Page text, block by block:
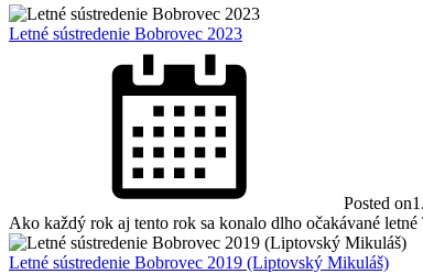
Letné sústredenie Bobrovec 2023
Posted on
Ako každý rok aj tento rok sa konalo dlho očakávané
Letné sústredenie Bobrovec 2019 (Liptovský Mikuláš)